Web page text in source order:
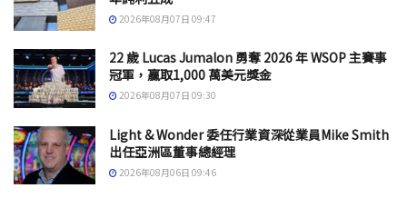
2026年08月07日 09:47
22 歲 Lucas Jumalon 勇奪 2026 年 WSOP 主賽事
冠軍，贏取1,000 萬美元獎金
2026年08月07日 09:30
Light & Wonder 委任行業資深從業員Mike Smith
出任亞洲區董事總經理
2026年08月06日 09:46